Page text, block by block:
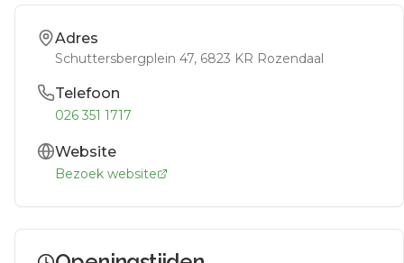
Adres
Schuttersbergplein 47, 6823 KR Rozendaal
Telefoon
026 351 1717
Website
Bezoek website